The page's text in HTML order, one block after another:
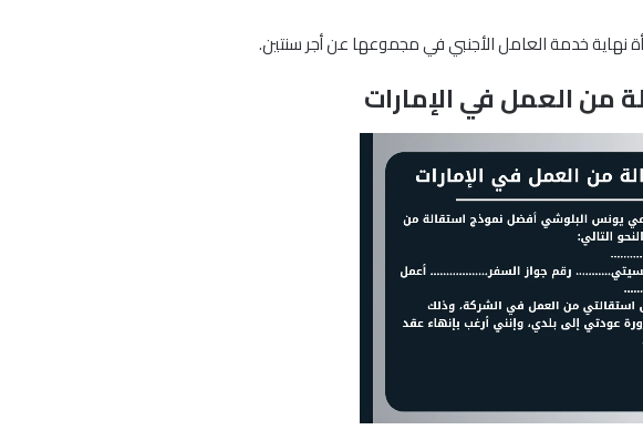
نهاية خدمة العامل الأجنبي في مجموعها عن أجر سنتين.
من العمل في الإمارات